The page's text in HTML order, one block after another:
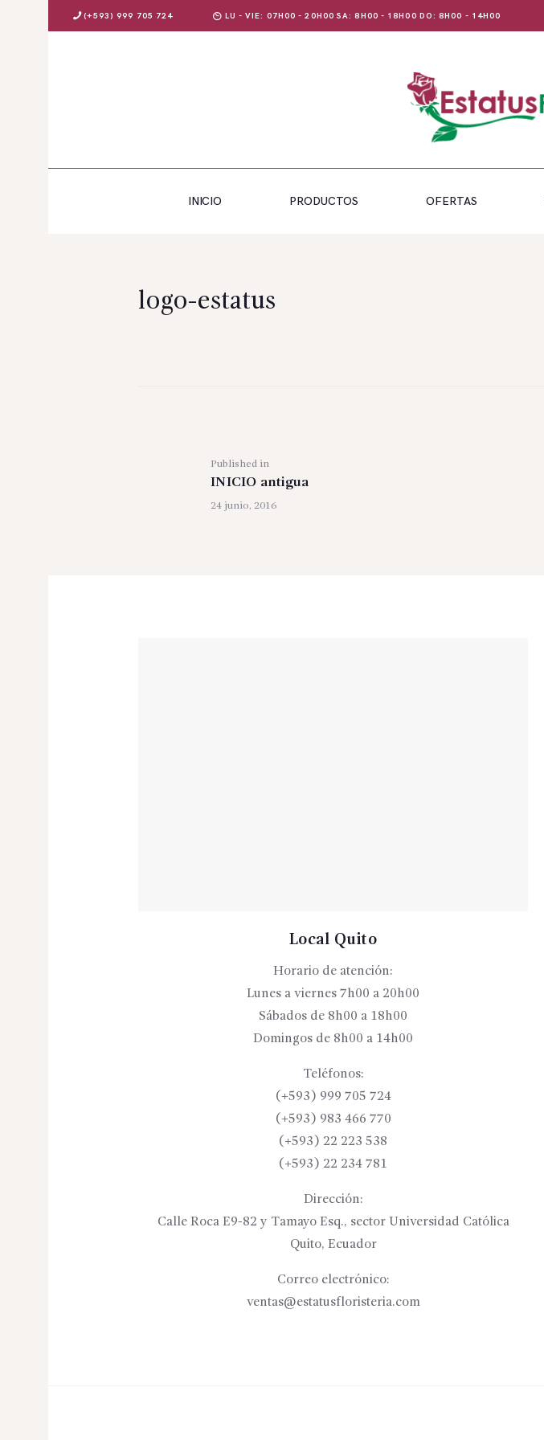
(+593) 999 705 724 LU - VIE: 07H00 - 20H00 SA: 8H00 - 18H00 DO: 8H00 - 14H00
INICIO PRODUCTOS OFERTAS
CONTÁCTENOSlogo-estatus
entradas
Published in
post:
INICIO antigua
24 junio, 2016
Local Quito
Horario de atención:
Lunes a viernes 7h00 a 20h00
Sábados de 8h00 a 18h00
Domingos de 8h00 a 14h00
Teléfonos:
(+593) 999 705 724
(+593) 983 466 770
(+593) 22 223 538
(+593) 22 234 781
Dirección:
Calle Roca E9-82 y Tamayo Esq., sector Universidad Católica
Quito, Ecuador
Correo electrónico:
ventas@estatusfloristeria.com